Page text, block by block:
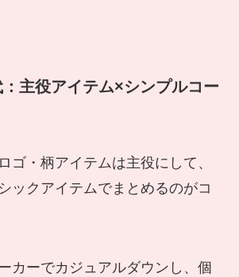
主役アイテム×シンプルコー
ゴ・柄アイテムは主役にして、
ックアイテムでまとめるのがコ
カーでカジュアルダウンし、個